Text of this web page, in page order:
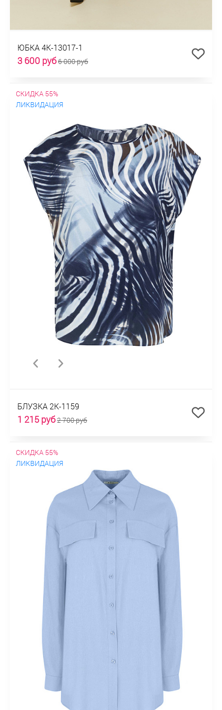
ЮБКА 4К-13017-1
3 600 руб6 000 руб
СКИДКА 55%
ЛИКВИДАЦИЯ
БЛУЗКА 2К-1159
1 215 руб2 700 руб
СКИДКА 55%
ЛИКВИДАЦИЯ